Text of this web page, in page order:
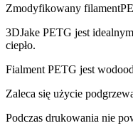
Zmodyfikowany
3DJake PETG jest
ciepło.
Fialment PETG jest
Zaleca się użycie
Podczas drukowania nie